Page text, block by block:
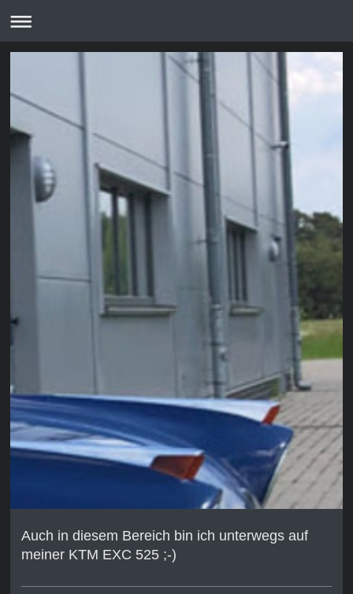
Auch in diesem Bereich bin ich unterwegs auf
meiner KTM EXC 525 ;-)